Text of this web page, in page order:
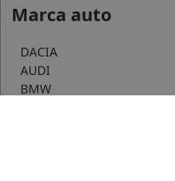
Marca auto
DACIA
AUDI
BMW